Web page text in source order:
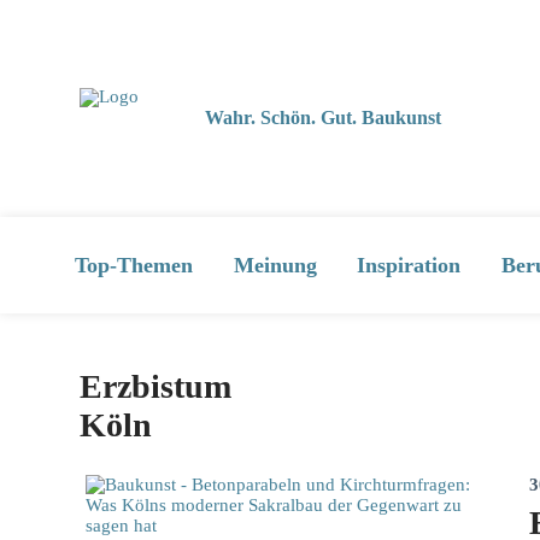
Wahr. Schön. Gut. Baukunst
Top-Themen Meinung Inspiration
Erzbistum
Köln